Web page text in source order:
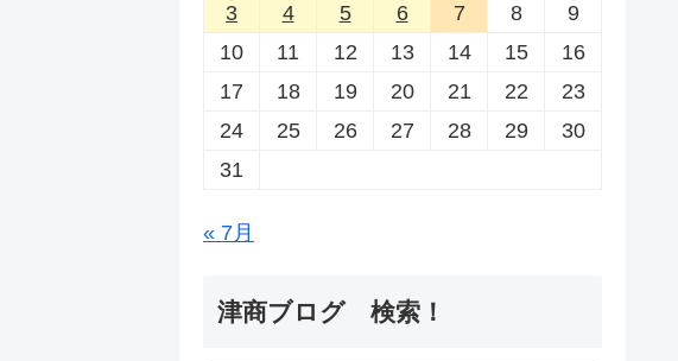
3
4 5 6 7 8
9
10
11 12 13 14 15
16
17
18 19 20 21 22
23
24
25 26 27 28 29
30
31
« 7月
津商ブログ 検索！